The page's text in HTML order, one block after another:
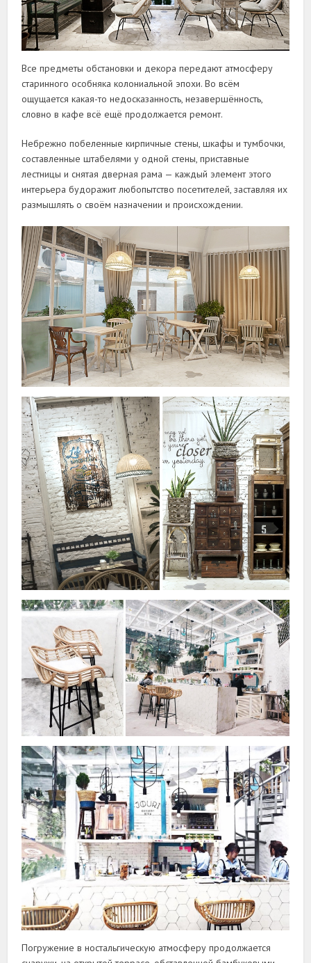
Все предметы обстановки и декора передают атмосферу
старинного особняка колониальной эпохи. Во всём
ощущается какая-то недосказанность, незавершённость,
словно в кафе всё ещё продолжается ремонт.
Небрежно побеленные кирпичные стены, шкафы и тумбочки,
составленные штабелями у одной стены, приставные
лестницы и снятая дверная рама — каждый элемент этого
интерьера будоражит любопытство посетителей, заставляя их
размышлять о своём назначении и происхождении.
Погружение в ностальгическую атмосферу продолжается